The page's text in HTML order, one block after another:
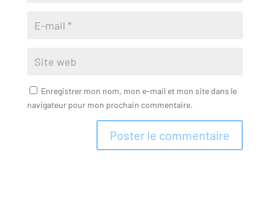
Enregistrer mon nom, mon e-mail et mon site dans le
navigateur pour mon prochain commentaire.